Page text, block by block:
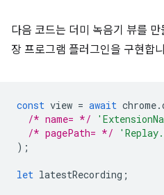
다음 코드는 더미 녹음기 뷰를
장 프로그램 플러그인을 구현합
const view = await chrome.
/* name= */
/* pagePath= */
);
let latestRecording ;